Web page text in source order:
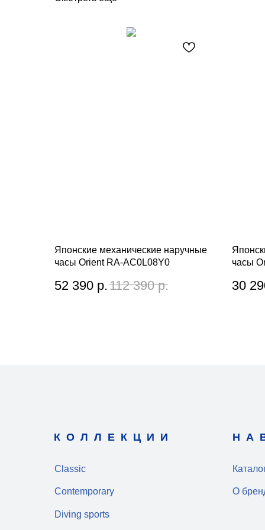
Японские механические наручные
часы Orient RA-AC0L08Y0
52 390 р.112 390 р.
часы
30
О
Diving sports
Contemporary
КОЛЛЕКЦИИ
Classic